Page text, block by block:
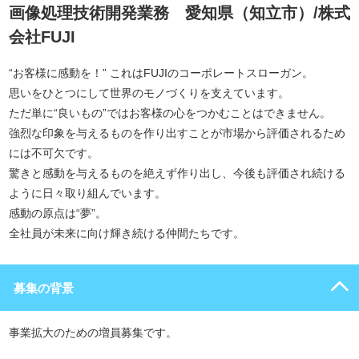
画像処理技術開発業務 愛知県（知立市）/株式
会社FUJI
“お客様に感動を！” これはFUJIのコーポレートスローガン。
思いをひとつにして世界のモノづくりを支えています。
ただ単に“良いもの”ではお客様の心をつかむことはできません。
強烈な印象を与えるものを作り出すことが市場から評価されるため
には不可欠です。
驚きと感動を与えるものを絶えず作り出し、今後も評価され続ける
ように日々取り組んでいます。
感動の原点は“夢”。
全社員が未来に向け輝き続ける仲間たちです。
募集の背景
事業拡大のための増員募集です。